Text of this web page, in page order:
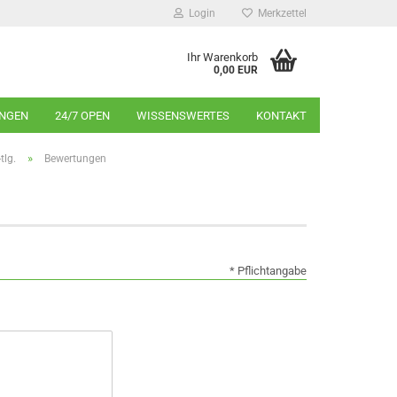
Login Merkzettel
Ihr Warenkorb
0,00 EUR
24/7 OPEN WISSENSWERTES KONTAKT
» Bewertungen
* Pflichtangabe